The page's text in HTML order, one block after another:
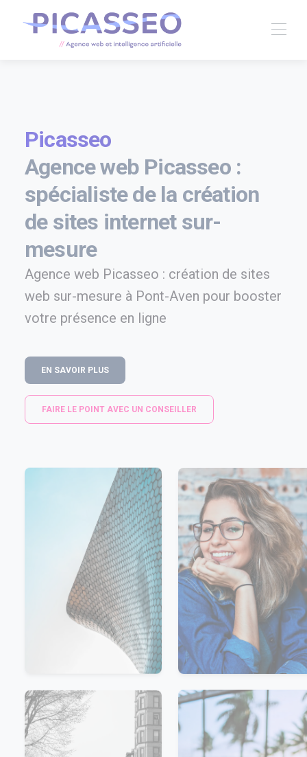
Picasseo
Agence web Picasseo :
spécialiste de la création
de sites internet sur-
mesure
Agence web Picasseo : création de sites
web sur-mesure à Pont-Aven pour booster
votre présence en ligne
EN SAVOIR PLUS
FAIRE LE POINT AVEC UN CONSEILLER